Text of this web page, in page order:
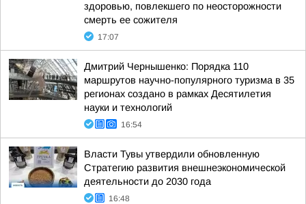
здоровью, повлекшего по неосторожности
смерть ее сожителя
17:07
Дмитрий Чернышенко: Порядка 110
маршрутов научно-популярного туризма в 35
регионах создано в рамках Десятилетия
науки и технологий
16:54
Власти Тувы утвердили обновленную
Стратегию развития внешнеэкономической
деятельности до 2030 года
16:48